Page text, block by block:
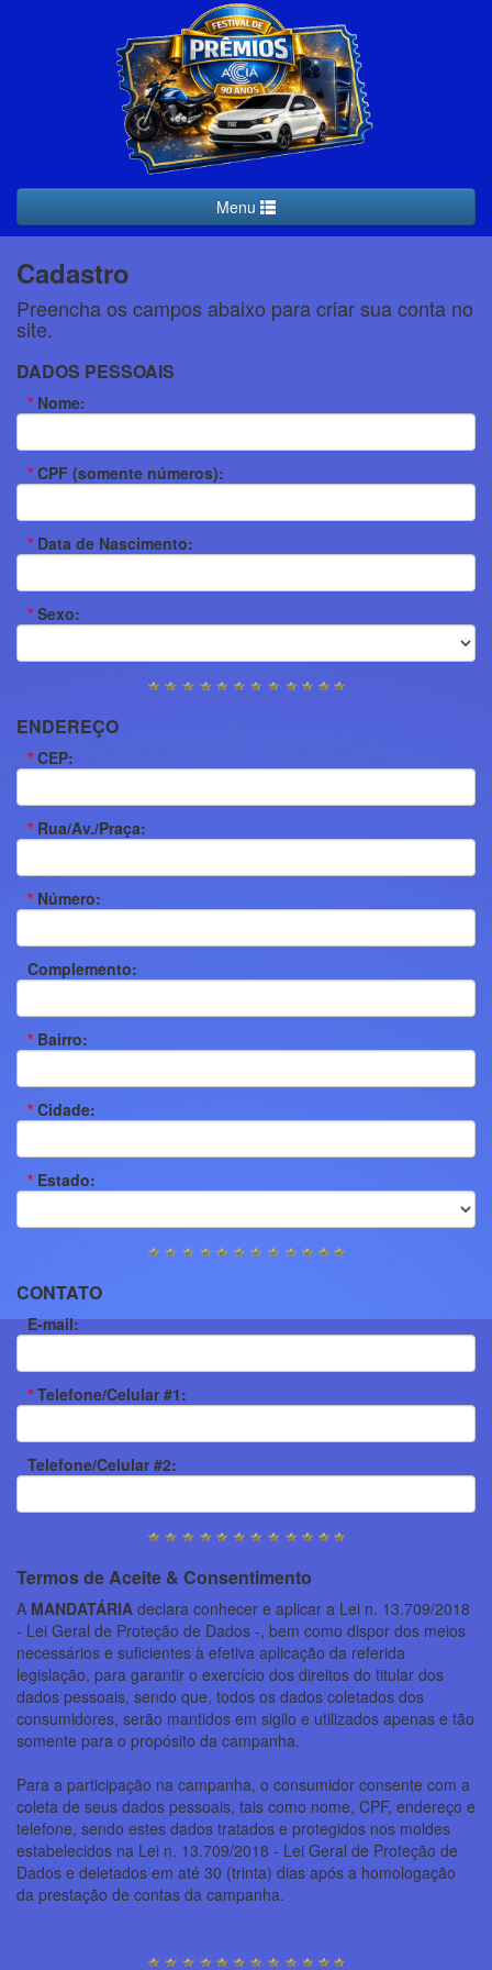
Menu
Cadastro
Preencha os campos abaixo para criar sua conta no
site.
DADOS PESSOAIS
* Nome:
* CPF (somente números):
* Data de Nascimento:
* Sexo:
ENDEREÇO
* CEP:
* Rua/Av./Praça:
* Número:
Complemento:
* Bairro:
* Cidade:
* Estado:
CONTATO
E-mail:
* Telefone/Celular #1:
Telefone/Celular #2:
Termos de Aceite & Consentimento
A MANDATÁRIA declara conhecer e aplicar a Lei n. 13.709/2018
- Lei Geral de Proteção de Dados -, bem como dispor dos meios
necessários e suficientes à efetiva aplicação da referida
legislação, para garantir o exercício dos direitos do titular dos
dados pessoais, sendo que, todos os dados coletados dos
consumidores, serão mantidos em sigilo e utilizados apenas e tão
somente para o propósito da campanha.
Para a participação na campanha, o consumidor consente com a
coleta de seus dados pessoais, tais como nome, CPF, endereço e
telefone, sendo estes dados tratados e protegidos nos moldes
estabelecidos na Lei n. 13.709/2018 - Lei Geral de Proteção de
Dados e deletados em até 30 (trinta) dias após a homologação
da prestação de contas da campanha.